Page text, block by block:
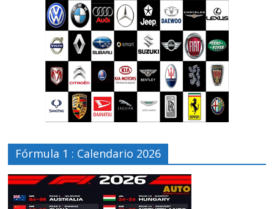
Fórmula 1 : Calendario 2026